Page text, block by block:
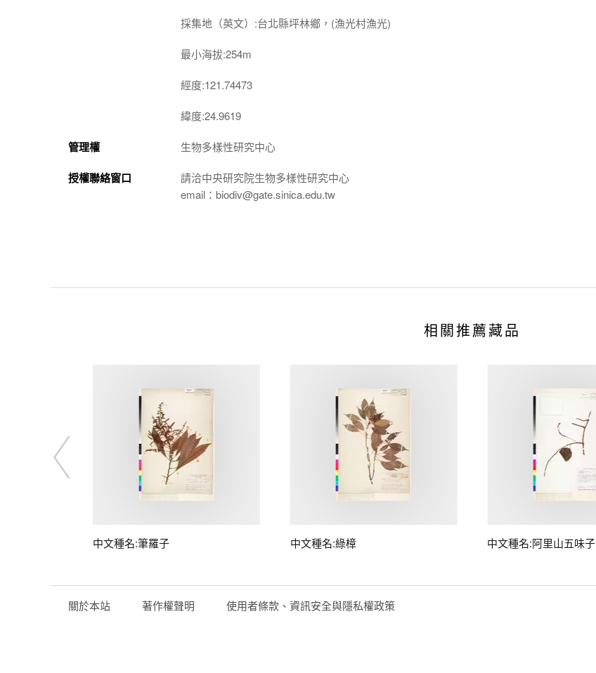
採集地（英文）:台北縣坪林鄉，(漁光村漁光)
最小海拔:254m
經度:121.74473
緯度:24.9619
管理權 生物多樣性研究中心
授權聯絡窗口
請洽中央研究院生物多樣性研究中心
email：biodiv@gate.sinica.edu.tw
相關推薦藏品
中文種名:筆羅子 中文種名:綠樟 中文種名:阿里山五味子
關於本站 著作權聲明 使用者條款、資訊安全與隱私權政策